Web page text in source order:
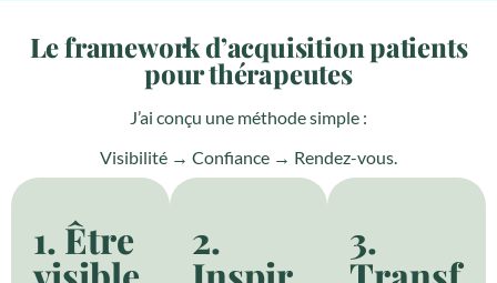
Le framework d’acquisition patients
pour thérapeutes
J’ai conçu une méthode simple :
Visibilité → Confiance → Rendez-vous.
1. Être 2. 3.